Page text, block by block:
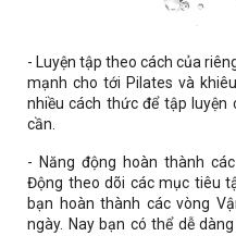
- Luyện tập theo cách của
mạnh cho tới Pilates và
nhiều cách thức để tập
cần.
- Năng động hoàn thành
Động theo dõi các mục tiêu
bạn hoàn thành các vòng
ngày. Nay bạn có thể dễ